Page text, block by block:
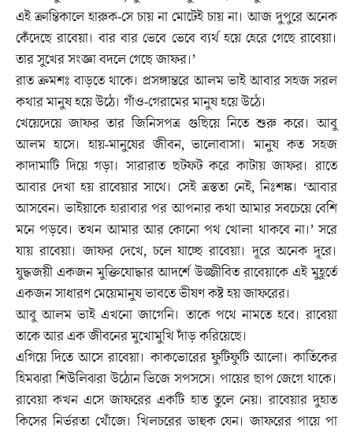
এই ক্রান্তিকালে হারুক-সে চায় না মোটেই চায় না। আজ দুপুরে অনেক
কেঁদেছে রাবেয়া। বার বার ভেবে ভেবে ব্যর্থ হয়ে হেরে গেছে রাবেয়া।
তার সুখের সংজ্ঞা বদলে গেছে জাফর।’
রাত ক্রমশঃ বাড়তে থাকে। প্রসঙ্গান্তরে আলম ভাই আবার সহজ সরল
কথার মানুষ হয়ে উঠে। গাঁও-গেরামের মানুষ হয়ে উঠে।
খেয়েদেয়ে জাফর তার জিনিসপত্র গুছিয়ে নিতে শুরু করে। আবু
আলম হাসে। হায়-মানুষের জীবন, ভালোবাসা। মানুষ কত সহজ
কাদামাটি দিয়ে গড়া। সারারাত ছটফট করে কাটায় জাফর। রাতে
আবার দেখা হয় রাবেয়ার সাথে। সেই ত্রস্ততা নেই, নিঃশঙ্ক। ‘আবার
আসবেন। ভাইয়াকে হারাবার পর আপনার কথা আমার সবচেয়ে বেশি
মনে পড়বে। তখন আমার আর কোনো পথ খোলা থাকবে না।’ সরে
যায় রাবেয়া। জাফর দেখে, চলে যাচ্ছে রাবেয়া। দূরে অনেক দূরে।
যুদ্ধজয়ী একজন মুক্তিযোদ্ধার আদর্শে উজ্জীবিত রাবেয়াকে এই মুহূর্তে
একজন সাধারণ মেয়েমানুষ ভাবতে ভীষণ কষ্ট হয় জাফরের।
আবু আলম ভাই এখনো জাগেনি। তাকে পথে নামতে হবে। রাবেয়া
তাকে আর এক জীবনের মুখোমুখি দাঁড় করিয়েছে।
এগিয়ে দিতে আসে রাবেয়া। কাকভোরের ফুটিফুটি আলো। কার্তিকের
হিমঝরা শিউলিঝরা উঠোন ভিজে সপসসে। পায়ের ছাপ জেগে থাকে।
রাবেয়া কখন এসে জাফরের একটি হাত তুলে নেয়। রাবেয়ার দুহাত
কিসের নির্ভরতা খোঁজে। খিলচরের ডাহুক যেন। জাফরের পায়ে পা